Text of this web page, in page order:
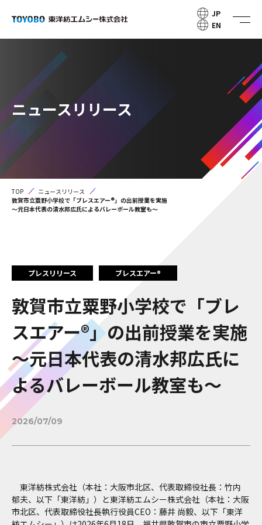
JP
EN
ニュースリリース
TOP
ニュースリリース
敦賀市立粟野小学校で「ブレスエアー®」の出前授業を実施
～元日本代表の清水邦広氏によるバレーボール教室も～
プレスリリース ブレスエアー®
敦賀市立粟野小学校で「ブレ
スエアー®」の出前授業を実施
～元日本代表の清水邦広氏に
よるバレーボール教室も～
2026/07/09
東洋紡株式会社（本社：大阪市北区、代表取締役社長：竹内
郁夫、以下「東洋紡」）と東洋紡エムシー株式会社（本社：大阪
市北区、代表取締役社長執行役員CEO：藤井 尚毅、以下「東洋